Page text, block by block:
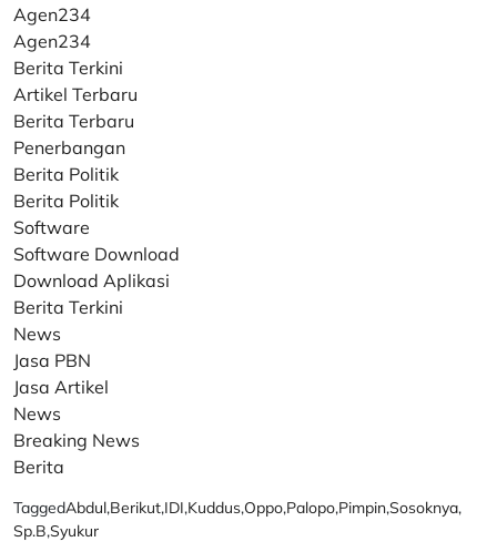
Agen234
Agen234
Berita Terkini
Artikel Terbaru
Berita Terbaru
Penerbangan
Berita Politik
Berita Politik
Software
Software Download
Download Aplikasi
Berita Terkini
News
Jasa PBN
Jasa Artikel
News
Breaking News
Berita
TaggedAbdul,Berikut,IDI,Kuddus,Oppo,Palopo,Pimpin,Sosoknya,
Sp.B,Syukur